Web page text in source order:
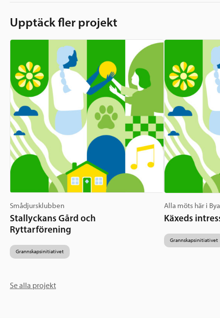
Upptäck fler projekt
Smådjursklubben
Stallyckans Gård och
Ryttarförening
Grannskapsinitiativet
Alla möts här i
Käxeds
Grannskapsinitiativet
Se alla projekt